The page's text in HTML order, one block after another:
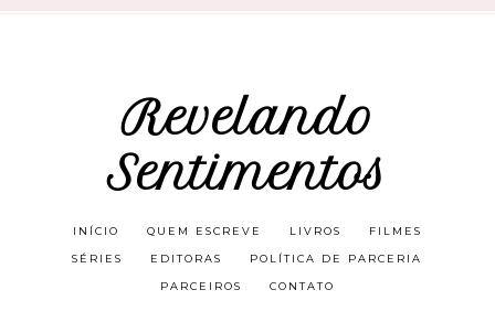
Revelando
Sentimentos
INÍCIO QUEM ESCREVE LIVROS FILMES
SÉRIES EDITORAS POLÍTICA DE PARCERIA
PARCEIROS CONTATO